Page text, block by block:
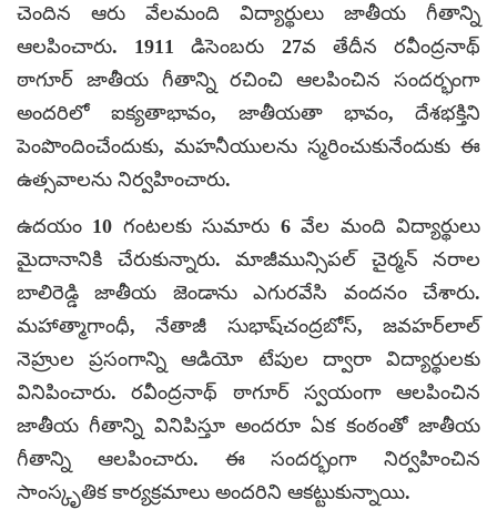
చెందిన ఆరు వేలమంది విద్యార్థులు జాతీయ గీతాన్ని
ఆలపించారు. 1911 డిసెంబరు 27వ తేదీన రవీంద్రనాథ్
ఠాగూర్ జాతీయ గీతాన్ని రచించి ఆలపించిన సందర్భంగా
అందరిలో ఐక్యతాభావం, జాతీయతా భావం, దేశభక్తిని
పెంపొందించేందుకు, మహనీయులను స్మరించుకునేందుకు ఈ
ఉత్సవాలను నిర్వహించారు.
ఉదయం 10 గంటలకు సుమారు 6 వేల మంది విద్యార్థులు
మైదానానికి చేరుకున్నారు. మాజీమున్సిపల్ చైర్మన్ నరాల
బాలిరెడ్డి జాతీయ జెండాను ఎగురవేసి వందనం చేశారు.
మహాత్మాగాంధీ, నేతాజీ సుభాష్‌చంద్రబోస్, జవహర్‌లాల్
నెహ్రుల ప్రసంగాన్ని ఆడియో టేపుల ద్వారా విద్యార్థులకు
వినిపించారు. రవీంద్రనాథ్ ఠాగూర్ స్వయంగా ఆలపించిన
జాతీయ గీతాన్ని వినిపిస్తూ అందరూ ఏక కంఠంతో జాతీయ
గీతాన్ని ఆలపించారు. ఈ సందర్భంగా నిర్వహించిన
సాంస్కృతిక కార్యక్రమాలు అందరిని ఆకట్టుకున్నాయి.